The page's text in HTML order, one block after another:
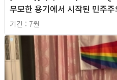
무모한 용기에서 시작된 민주주
기간 : 7월